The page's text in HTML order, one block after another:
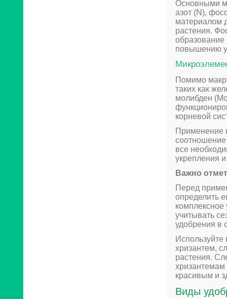
Основными
азот (N),
материалом
растения.
образование
повышению
Помимо
таких как
молибден
корневой
Применение
соотношение
все
укрепления
Важно
Перед
определить
комплексное
учитывать
удобрения в
Используйте
хризантем,
растения.
хризантемам
красивым и
Виды